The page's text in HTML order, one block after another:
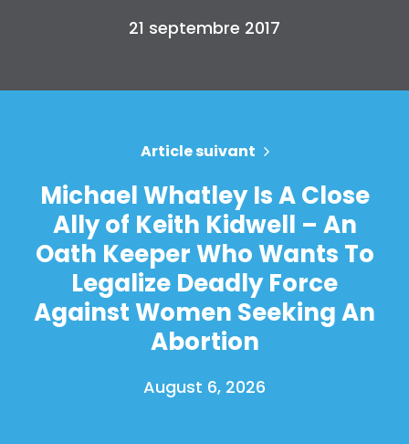
21 septembre 2017
Article suivant
Michael Whatley Is A Close
Ally of Keith Kidwell – An
Oath Keeper Who Wants To
Legalize Deadly Force
Against Women Seeking An
Abortion
August 6, 2026